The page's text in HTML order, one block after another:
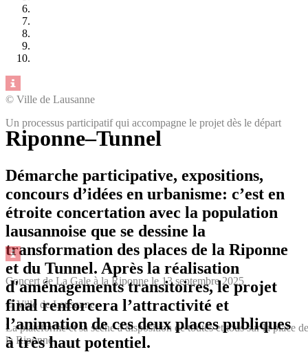
© Ville de Lausanne
Un processus participatif qui accompagne le projet dès le départ
Concert de La Gale à la Riponne le 13 septembre 2025
© Ville de Lausanne
La plateforme et sa scène à disposition de toutes et tous sur la place de
la Riponne
Riponne–Tunnel
Démarche participative, expositions,
concours d’idées en urbanisme: c’est en
étroite concertation avec la population
lausannoise que se dessine la
transformation des places de la Riponne
et du Tunnel. Après la réalisation
d'aménagements transitoires, le projet
final renforcera l’attractivité et
l’animation de ces deux places publiques
à très haut potentiel.